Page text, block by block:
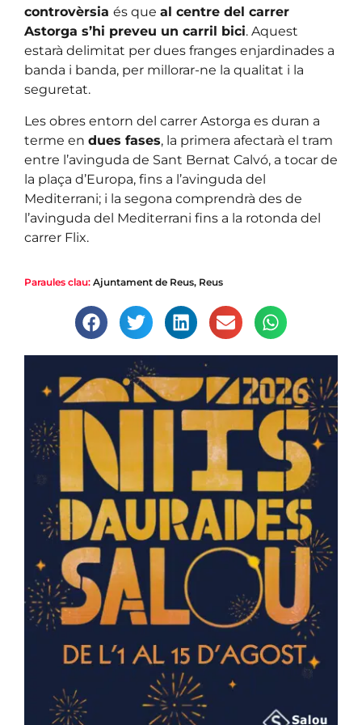
controvèrsia és que al centre del carrer
Astorga s’hi preveu un carril bici. Aquest
estarà delimitat per dues franges enjardinades a
banda i banda, per millorar-ne la qualitat i la
seguretat.
Les obres entorn del carrer Astorga es duran a
terme en dues fases, la primera afectarà el tram
entre l’avinguda de Sant Bernat Calvó, a tocar de
la plaça d’Europa, fins a l’avinguda del
Mediterrani; i la segona comprendrà des de
l’avinguda del Mediterrani fins a la rotonda del
carrer Flix.
Paraules clau: Ajuntament de Reus, Reus